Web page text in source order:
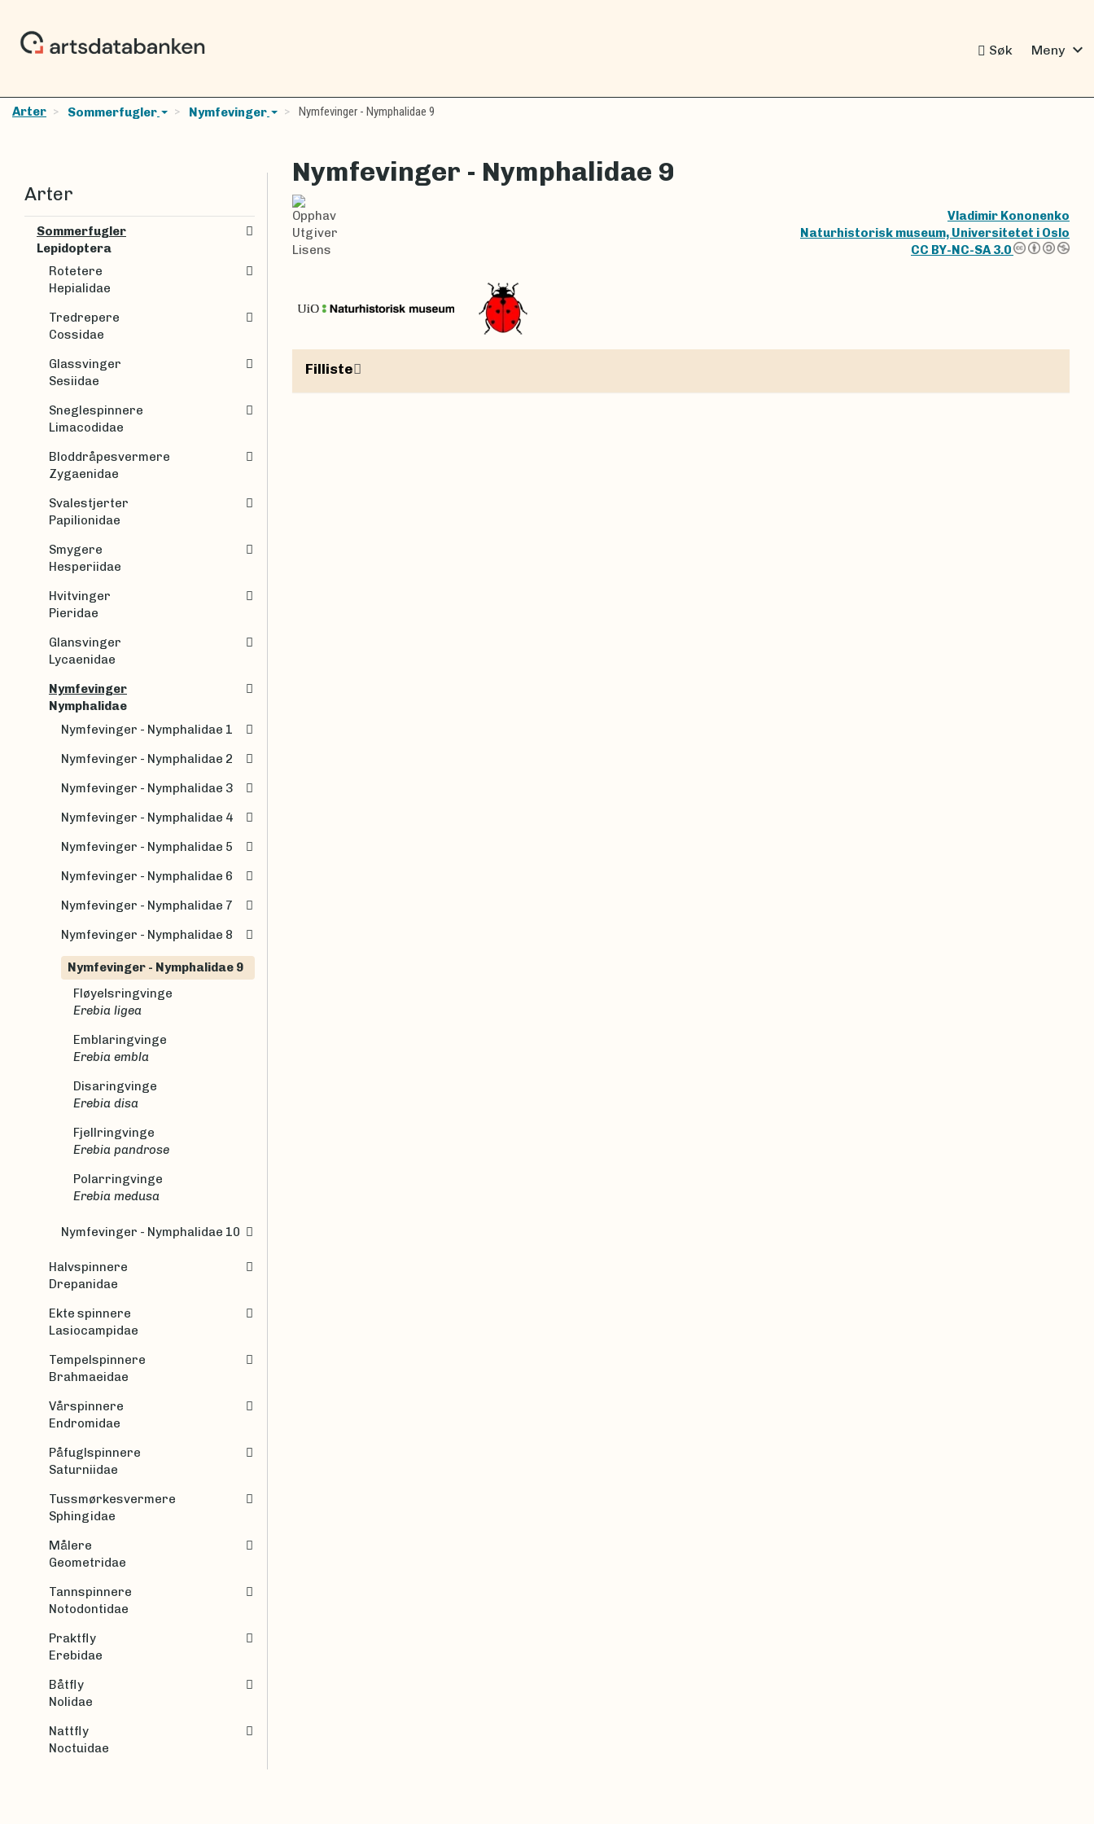
Søk Meny expand_more
Arter Sommerfugler Nymfevinger Nymfevinger - Nymphalidae 9
Nymfevinger - Nymphalidae 9
Opphav
Vladimir Kononenko
Utgiver
Naturhistorisk museum, Universitetet i Oslo
Lisens
CC BY-NC-SA 3.0
Filliste
Arter
Sommerfugler
Lepidoptera
Rotetere
Hepialidae
Tredrepere
Cossidae
Glassvinger
Sesiidae
Sneglespinnere
Limacodidae
Bloddråpesvermere
Zygaenidae
Svalestjerter
Papilionidae
Smygere
Hesperiidae
Hvitvinger
Pieridae
Glansvinger
Lycaenidae
Nymfevinger
Nymphalidae
Nymfevinger - Nymphalidae 1
Nymfevinger - Nymphalidae 2
Nymfevinger - Nymphalidae 3
Nymfevinger - Nymphalidae 4
Nymfevinger - Nymphalidae 5
Nymfevinger - Nymphalidae 6
Nymfevinger - Nymphalidae 7
Nymfevinger - Nymphalidae 8
Nymfevinger - Nymphalidae 9
Fløyelsringvinge
Erebia ligea
Emblaringvinge
Erebia embla
Disaringvinge
Erebia disa
Fjellringvinge
Erebia pandrose
Polarringvinge
Erebia medusa
Nymfevinger - Nymphalidae 10
Halvspinnere
Drepanidae
Ekte spinnere
Lasiocampidae
Tempelspinnere
Brahmaeidae
Vårspinnere
Endromidae
Påfuglspinnere
Saturniidae
Tussmørkesvermere
Sphingidae
Målere
Geometridae
Tannspinnere
Notodontidae
Praktfly
Erebidae
Båtfly
Nolidae
Nattfly
Noctuidae